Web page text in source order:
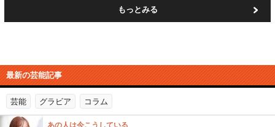
もっとみる
最新の芸能記事
芸能 グラビア コラム
あの人は今こうしている